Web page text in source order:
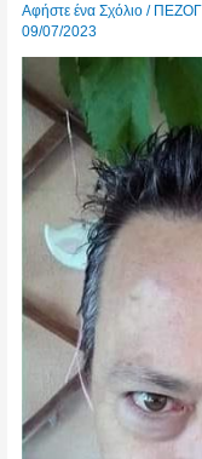
Αφήστε ένα Σχόλιο /
09/07/2023